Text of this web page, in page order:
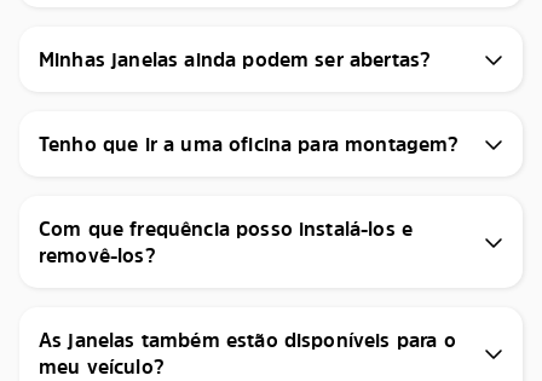
Minhas janelas ainda podem ser abertas?
Tenho que ir a uma oficina para montagem?
Com que frequência posso instalá-los e
removê-los?
As janelas também estão disponíveis para o
meu veículo?